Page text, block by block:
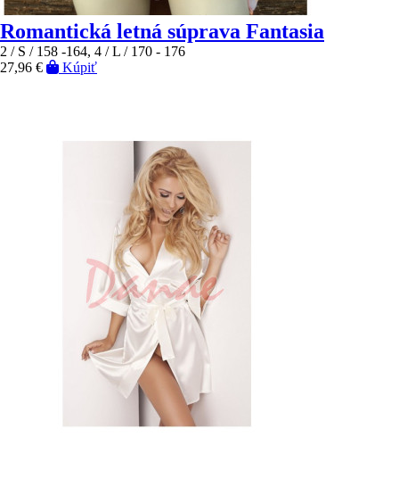
Romantická letná súprava Fantasia
2 / S / 158 -164, 4 / L / 170 - 176
27,96 €
Kúpiť